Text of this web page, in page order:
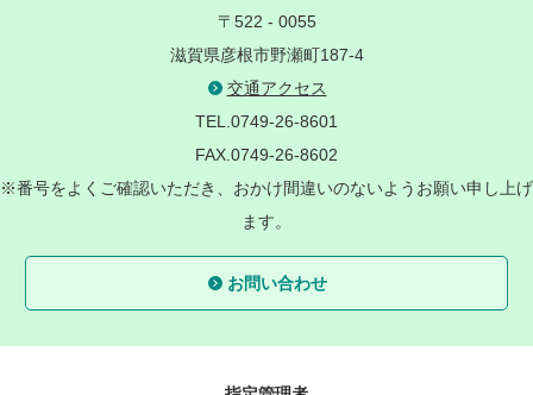
〒522 - 0055
滋賀県彦根市野瀬町187-4
交通アクセス
TEL.0749-26-8601
FAX.0749-26-8602
※番号をよくご確認いただき、おかけ間違いのないようお願い申し上げ
ます。
お問い合わせ